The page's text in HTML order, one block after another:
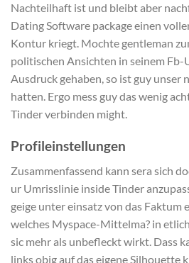
Nachteilhaft ist und bleibt aber
Dating Software package einen
Kontur kriegt. Mochte gentleman
politischen Ansichten in seinem Fb-
Ausdruck gehaben, so ist guy unser
hatten. Ergo mess guy das wenig
Tinder verbinden might.
Profileinstellungen
Zusammenfassend kann sera sich
ur Umrisslinie inside Tinder
geige unter einsatz von das Faktum
welches Myspace-Mittelma? in
sic mehr als unbefleckt wirkt. Dass
links obig auf das eigene Silhouette